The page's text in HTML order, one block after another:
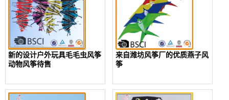
新的设计户外玩具毛毛虫风筝
动物风筝待售
来自潍坊风筝厂的优质燕子风
筝